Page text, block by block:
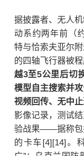
据披露者、无人
动系约两年前（
特与恰索夫亚尔
的四轴飞行器被
越3至5公里后切
模型自主搜索并
视频回传、无中止
影像记录，测试
验战果——据称包
的卡车[4][14]。